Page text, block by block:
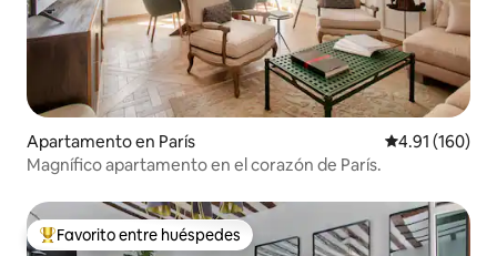
Apartamento en París Calificación
4.91 (160)
Magnífico apartamento en el corazón de París.
Favorito entre huéspedes preferido
Favorito entre huéspedes